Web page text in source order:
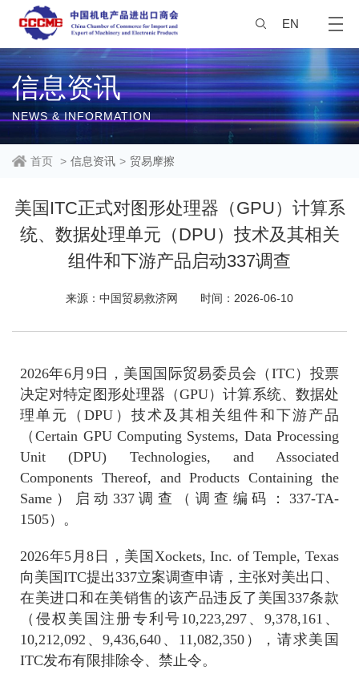
EN
信息资讯
NEWS & INFORMATION
首页 > 信息资讯 > 贸易摩擦
美国ITC正式对图形处理器（GPU）计算系
统、数据处理单元（DPU）技术及其相关
组件和下游产品启动337调查
来源：中国贸易救济网 时间：2026-06-10
2026年6月 9日，美国国际贸易委员会（ ITC ）投票
决定对特定图形处理器（GPU）计算系统、数据处
理单元（DPU ）技术及其相关组件和下游产品
（Certain GPU Computing Systems, Data Processing
Unit (DPU) Technologies, and Associated
Components Thereof, and Products Containing the
Same ）启动 337调查（调查编码：337-TA-
1505）。
2026年5 月8 日，美国 Xockets, Inc. of Temple, Texas
向美国ITC提出337立案调查申请，主张对美出口、
在美进口和在美销售的该产品违反了美国 337条款
（侵权美国注册专利号10,223,297、 9,378,161 、
10,212,092 、9,436,640 、 11,082,350），请求美国
ITC发布有限排除令、禁止令。